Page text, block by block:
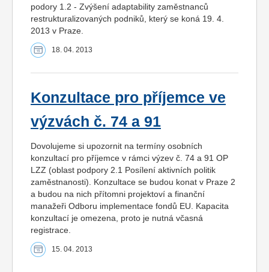
podory 1.2 - Zvýšení adaptability zaměstnanců
restrukturalizovaných podniků, který se koná 19. 4.
2013 v Praze.
18. 04. 2013
Konzultace pro příjemce ve
výzvách č. 74 a 91
Dovolujeme si upozornit na termíny osobních
konzultací pro příjemce v rámci výzev č. 74 a 91 OP
LZZ (oblast podpory 2.1 Posílení aktivních politik
zaměstnanosti). Konzultace se budou konat v Praze 2
a budou na nich přítomni projektoví a finanční
manažeři Odboru implementace fondů EU. Kapacita
konzultací je omezena, proto je nutná včasná
registrace.
15. 04. 2013